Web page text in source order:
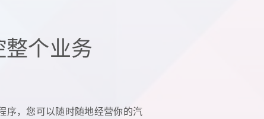
个业务
序，您可以随时随地经营你的汽